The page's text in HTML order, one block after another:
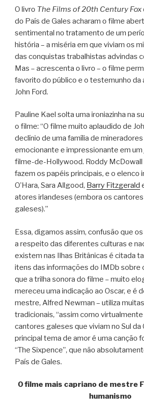
O livro The Films of 20th Century Fox
do País de Gales acharam o filme
sentimental no tratamento de um
história – a miséria em que viviam os
das conquistas trabalhistas advindas
Mas – acrescenta o livro – o filme
favorito do público e o testemunho da
John Ford.
Pauline Kael solta uma ironiazinha na
o filme: “O filme muito aplaudido de
declínio de uma família de
emocionante e impressionante em
filme-de-Hollywood. Roddy
fazem os papéis principais, e o elenco
O’Hara, Sara Allgood, Barry Fitzgerald
atores irlandeses (embora os
galeses).”
Essa, digamos assim, confusão que
a respeito das diferentes culturas e
existem nas Ilhas Britânicas é citada
itens das informações do IMDb sobre
que a trilha sonora do filme – muito
mereceu uma indicação ao Oscar, e é
mestre, Alfred Newman – utiliza
tradicionais, “assim como
cantores galeses que viviam no Sul da
principal tema de amor é uma canção
“The Sixpence”, que não
País de Gales.
O filme mais capriano de mestre
humanismo